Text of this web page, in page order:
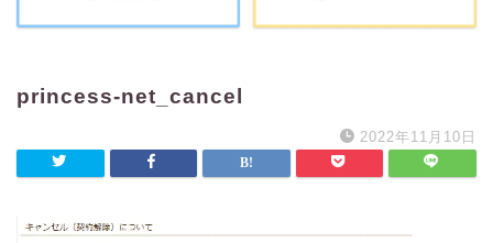
princess-net_cancel
2022年11月10日